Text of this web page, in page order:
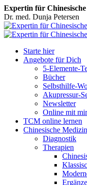
Expertin für
Dr. med. Dunja Petersen
Facebook
Starte hier
Angebote für Dich
5-Elemente-
Bücher
Selbsthilfe-
Akupressur-
Newsletter
Online mit
TCM online lernen
Chinesische Medizin
Diagnostik
Therapien